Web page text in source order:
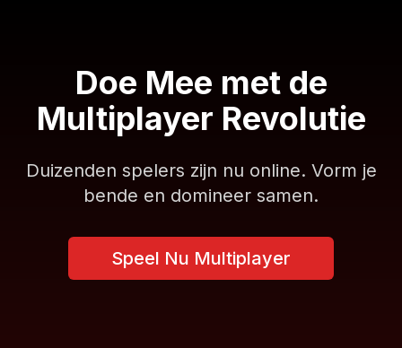
Doe Mee met de
Multiplayer Revolutie
Duizenden spelers zijn nu online. Vorm je
bende en domineer samen.
Speel Nu Multiplayer